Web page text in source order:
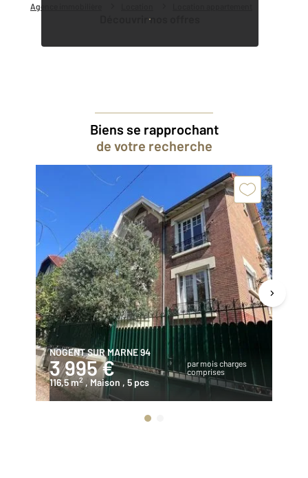
Agence immobilière
Découvrir nos offres
Biens se rapprochant
de votre recherche
NOGENT SUR MARNE 94
3 995 €
par mois charges
comprises
116,5 m2 , Maison , 5 pcs